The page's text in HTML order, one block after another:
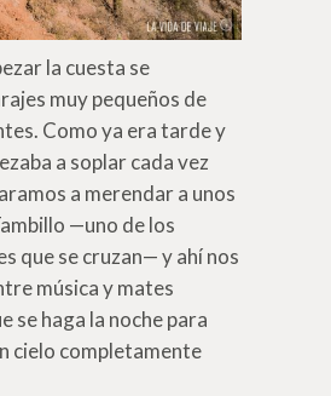
la cuesta se
muy pequeños de
Como ya era tarde y
a soplar cada vez
a merendar a unos
—uno de los
que se cruzan— y ahí nos
música y mates
se haga la noche para
cielo completamente